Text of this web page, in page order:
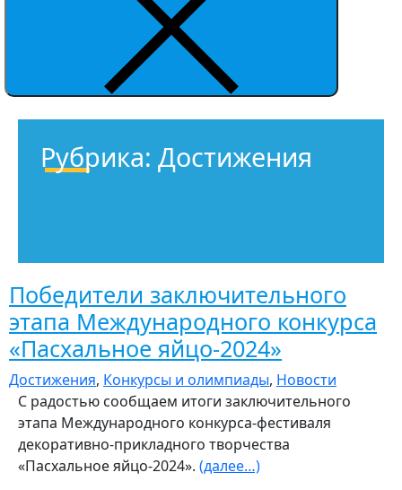
Рубрика: Достижения
Победители заключительного
этапа Международного конкурса
«Пасхальное яйцо-2024»
Достижения, Конкурсы и олимпиады, Новости
С радостью сообщаем итоги заключительного
этапа Международного конкурса-фестиваля
декоративно-прикладного творчества
«Пасхальное яйцо-2024». (далее…)